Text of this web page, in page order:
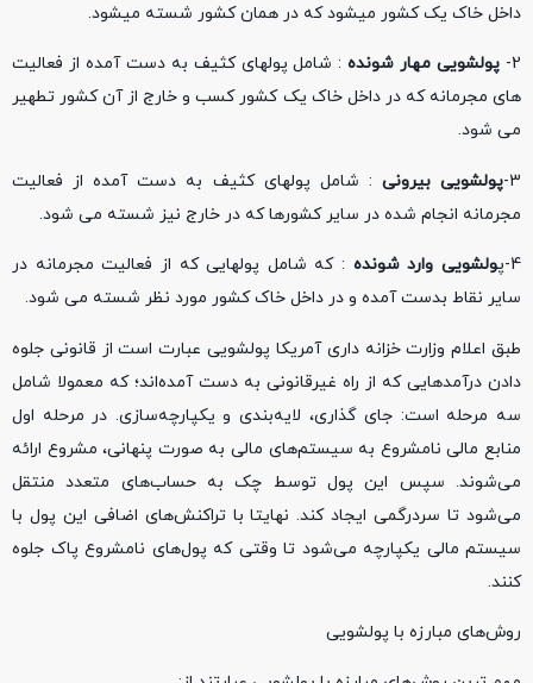
داخل خاک یک کشور میشود که در همان کشور شسته میشود.
2- پولشویی مهار شونده: شامل پولهای کثیف به دست آمده از فعالیت
های مجرمانه که در داخل خاک یک کشور کسب و خارج از آن کشور تطهیر
می شود.
3- پولشویی بیرونی : شامل پولهای کثیف به دست آمده از فعالیت
مجرمانه انجام شده در سایر کشورها که در خارج نیز شسته می شود.
4-پ ولشویی وارد شونده : که شامل پولهایی که از فعالیت مجرمانه در
سایر نقاط بدست آمده و در داخل خاک کشور مورد نظر شسته می شود.
طبق اعلام وزارت خزانه داری آمریکا پولشویی عبارت است از قانونی جلوه
دادن درآمدهایی که از راه غیرقانونی به دست آمده‌اند؛ که معمولا شامل
سه مرحله است: جای گذاری، لایه‌بندی و یکپارچه‌سازی. در مرحله اول
منابع مالی نامشروع به سیستم‌های مالی به صورت پنهانی، مشروع ارائه
می‌شوند. سپس این پول توسط چک به حساب‌های متعدد منتقل
می‌شود تا سردرگمی ایجاد کند. نهایتا با تراکنش‌های اضافی این پول با
سیستم مالی یکپارچه می‌شود تا وقتی که پول‌های نامشروع پاک جلوه
کنند.
روش‌های مبارزه با پولشویی